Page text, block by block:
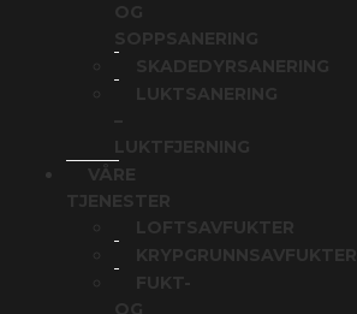
SOPPSANERING
SKADEDYRSANERING
LUKTSANERING
LUKTFJERNING
VÅRE
TJENESTER
LOFTSAVFUKTER
KRYPGRUNNSAVFUKTER
FUKT-